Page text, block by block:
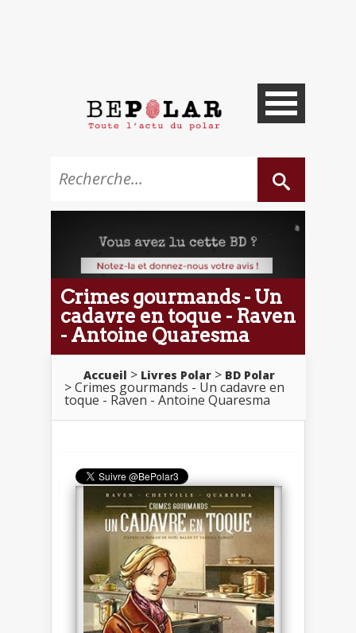
Crimes gourmands - Un
cadavre en toque - Raven
- Antoine Quaresma
Accueil Livres Polar BD Polar
Crimes gourmands - Un cadavre en
toque - Raven - Antoine Quaresma